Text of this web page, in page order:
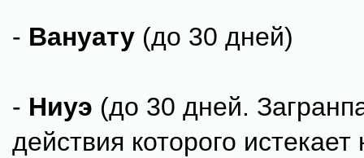
- Вануату (до 30 дней)
- Ниуэ (до 30 дней.
действия которого